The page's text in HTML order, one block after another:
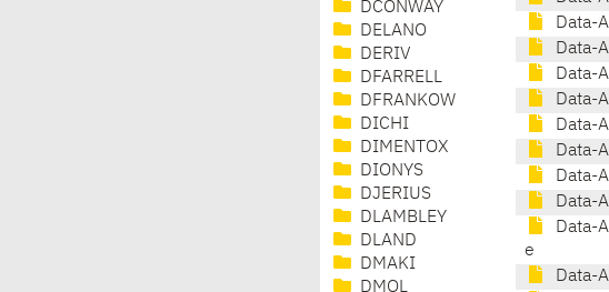
DCONWAY
DELANO
DERIV
DFARRELL
DFRANKOW
DICHI
DIMENTOX
DIONYS
DJERIUS
DLAMBLEY
DLAND
DMAKI
DMOL
Data-
Data-
Data-
Data-
Data-
Data-
Data-
Data-
Data-
e
Data-